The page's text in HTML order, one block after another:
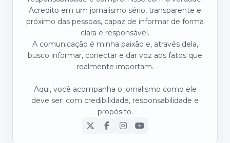
Acredito em um jornalismo sério, transparente e
próximo das pessoas, capaz de informar de forma
clara e responsável.
A comunicação é minha paixão e, através dela,
busco informar, conectar e dar voz aos fatos que
realmente importam.
Aqui, você acompanha o jornalismo como ele
deve ser: com credibilidade, responsabilidade e
propósito.